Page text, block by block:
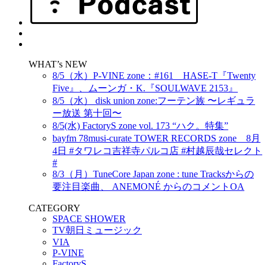
WHAT’s NEW
8/5（水）P-VINE zone：#161 HASE-T『Twenty
Five』、ムーンガ・K.『SOULWAVE 2153』
8/5（水） disk union zone:フーテン族 〜レギュラ
ー放送 第十回〜
8/5(水) FactoryS zone vol. 173 “ハク。特集”
bayfm 78musi-curate TOWER RECORDS zone 8月
4日 #タワレコ吉祥寺パルコ店 #村越辰哉セレクト
#
8/3（月）TuneCore Japan zone : tune Tracksからの
要注目楽曲、 ANEMONÉ からのコメントOA
CATEGORY
SPACE SHOWER
TV朝日ミュージック
VIA
P-VINE